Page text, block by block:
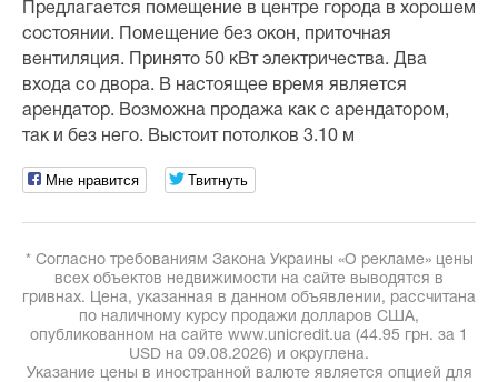
Предлагается помещение в центре города в хорошем
состоянии. Помещение без окон, приточная
вентиляция. Принято 50 кВт электричества. Два
входа со двора. В настоящее время является
арендатор. Возможна продажа как с арендатором,
так и без него. Выстоит потолков 3.10 м
Мне нравится Твитнуть
* Согласно требованиям Закона Украины «О рекламе» цены
всех объектов недвижимости на сайте выводятся в
гривнах. Цена, указанная в данном объявлении, рассчитана
по наличному курсу продажи долларов США,
опубликованном на сайте www.unicredit.ua (44.95 грн. за 1
USD на 09.08.2026) и округлена.
Указание цены в иностранной валюте является опцией для